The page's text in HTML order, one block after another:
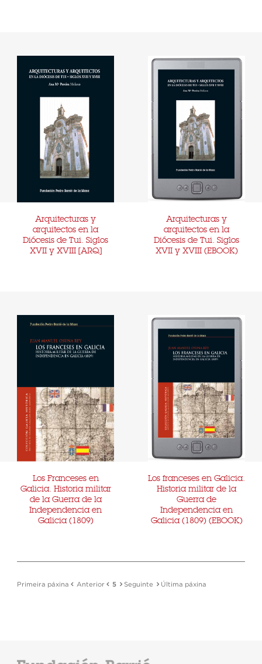
Arquitecturas y
arquitectos en la
Diócesis de Tui. Siglos
XVII y XVIII [ARQ]
Arquitecturas y
arquitectos en la
Diócesis de Tui. Siglos
XVII y XVIII (EBOOK)
Los Franceses en
Galicia. Historia militar
de la Guerra de la
Independencia en
Galicia (1809)
Los franceses en Galicia.
Historia militar de la
Guerra de
Independencia en
Galicia (1809) (EBOOK)
Primeira páxina Anterior 5 Seguinte Última páxina